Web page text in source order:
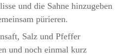
und die Sahne hinzugeben
pürieren.
Salz und Pfeffer
und noch einmal kurz